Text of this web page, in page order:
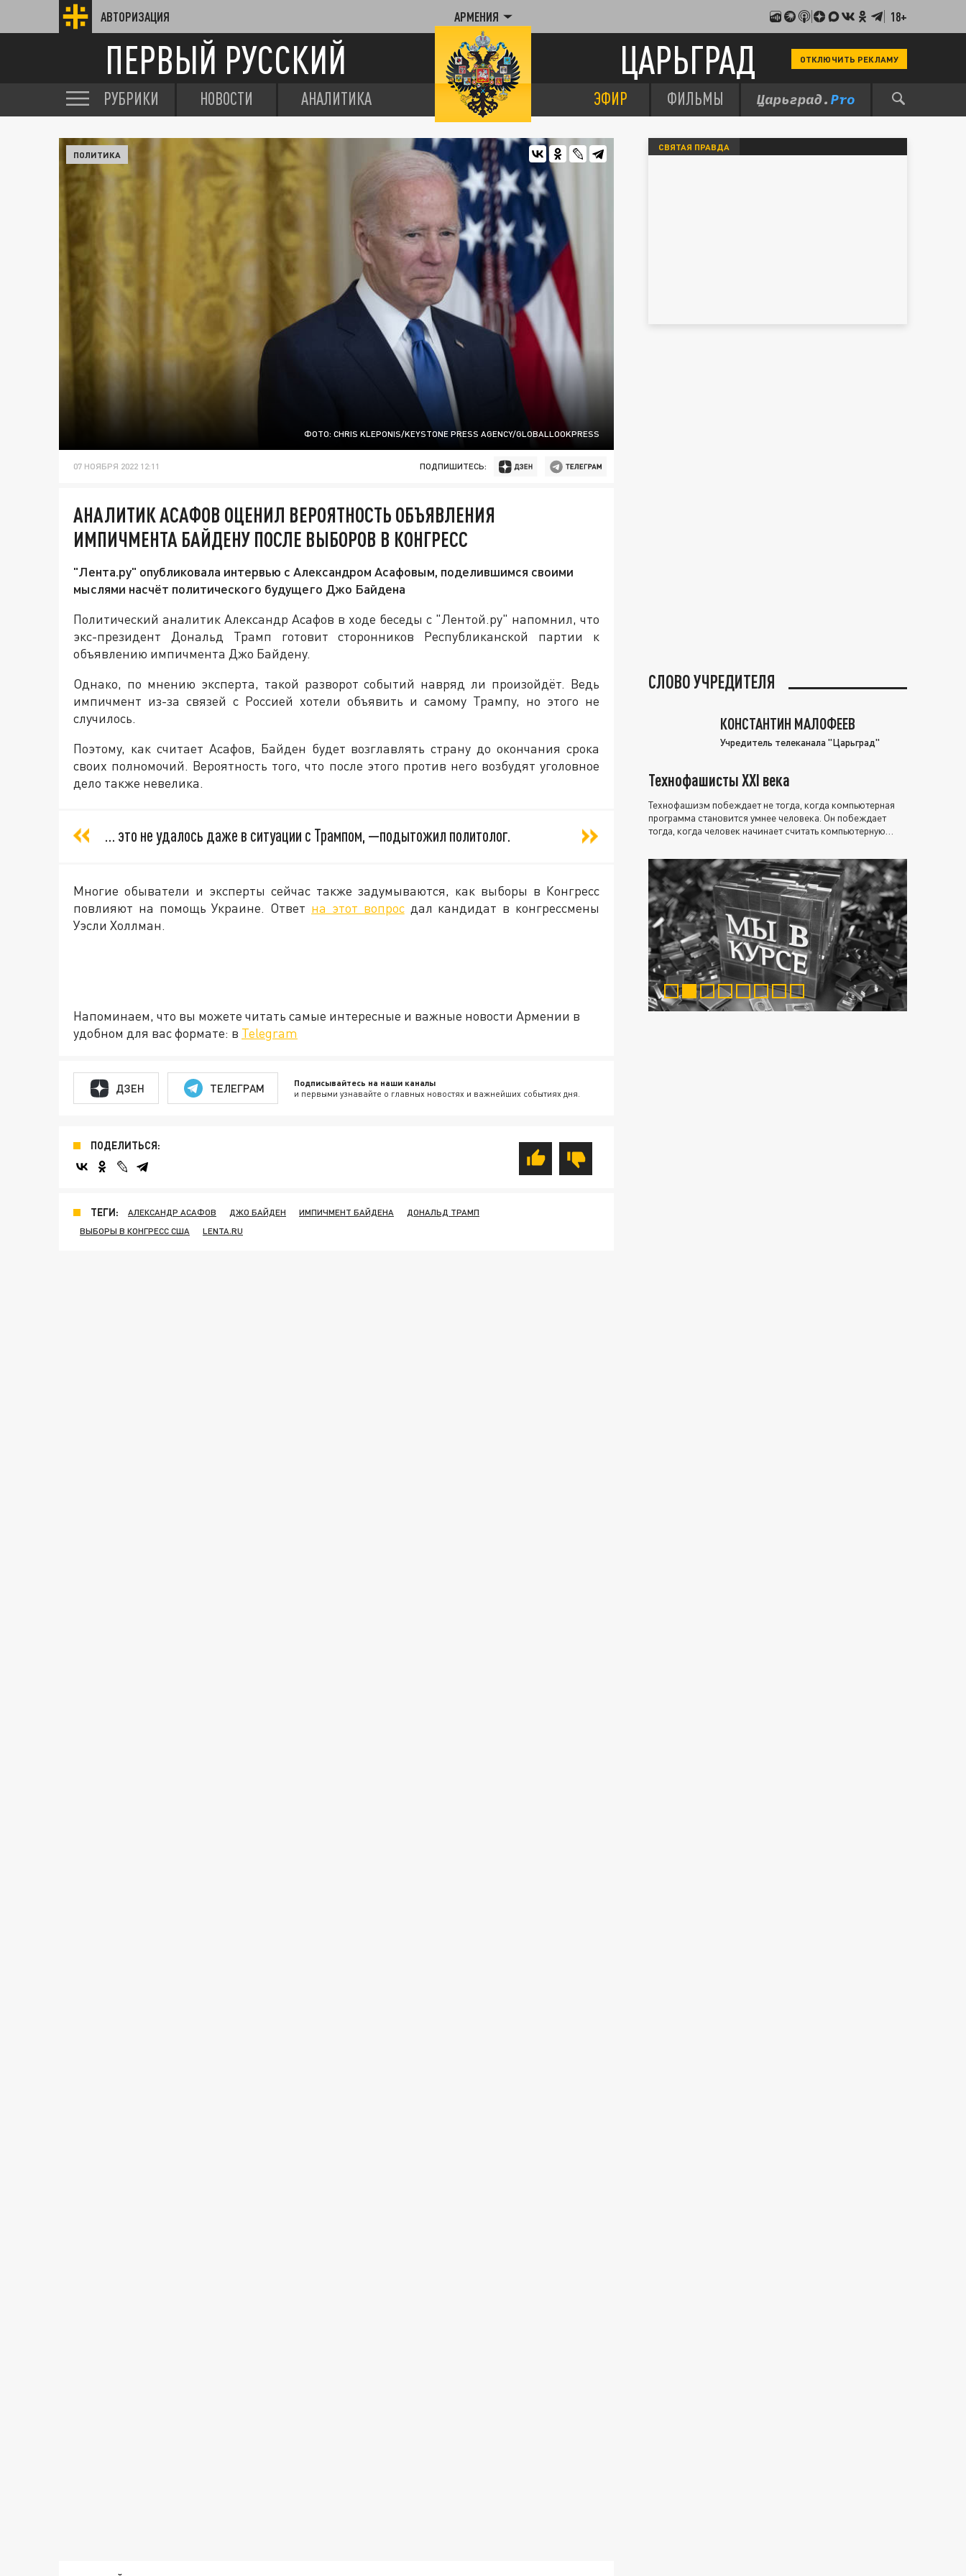
АВТОРИЗАЦИЯ АРМЕНИЯ 18+
ПЕРВЫЙ РУССКИЙ ЦАРЬГРАД ОТКЛЮЧИТЬ РЕКЛАМУ
РУБРИКИ НОВОСТИ АНАЛИТИКА ЭФИР ФИЛЬМЫ
ФОТО: CHRIS KLEPONIS/KEYSTONE PRESS AGENCY/GLOBALLOOKPRESS
ПОЛИТИКА
07 НОЯБРЯ 2022 12:11 ПОДПИШИТЕСЬ:
АНАЛИТИК АСАФОВ ОЦЕНИЛ ВЕРОЯТНОСТЬ ОБЪЯВЛЕНИЯ
ИМПИЧМЕНТА БАЙДЕНУ ПОСЛЕ ВЫБОРОВ В КОНГРЕСС
"Лента.ру" опубликовала интервью с Александром Асафовым, поделившимся своими
мыслями насчёт политического будущего Джо Байдена
Политический аналитик Александр Асафов в ходе беседы с "Лентой.ру" напомнил, что
экс-президент Дональд Трамп готовит сторонников Республиканской партии к
объявлению импичмента Джо Байдену.
Однако, по мнению эксперта, такой разворот событий навряд ли произойдёт. Ведь
импичмент из-за связей с Россией хотели объявить и самому Трампу, но этого не
случилось.
Поэтому, как считает Асафов, Байден будет возглавлять страну до окончания срока
своих полномочий. Вероятность того, что после этого против него возбудят уголовное
дело также невелика.
… это не удалось даже в ситуации с Трампом, —подытожил политолог.
Многие обыватели и эксперты сейчас также задумываются, как выборы в Конгресс
повлияют на помощь Украине. Ответ на этот вопросдал кандидат в конгрессмены
Уэсли Холлман.
Напоминаем, что вы можете читать самые интересные и важные новости Армении в
удобном для вас формате: в Telegram
ДЗЕН ТЕЛЕГРАМ Подписывайтесь на наши каналы
и первыми узнавайте о главных новостях и важнейших событиях дня.
ПОДЕЛИТЬСЯ:
ТЕГИ: АЛЕКСАНДР АСАФОВ ДЖО БАЙДЕН ИМПИЧМЕНТ БАЙДЕНА
ДОНАЛЬД ТРАМП
ВЫБОРЫ В КОНГРЕСС США
LENTA.RU
СВЯТАЯ ПРАВДА
СЛОВО УЧРЕДИТЕЛЯ
КОНСТАНТИН МАЛОФЕЕВ
Учредитель телеканала "Царьград"
Технофашисты XXI века
Технофашизм побеждает не тогда, когда компьютерная
программа становится умнее человека. Он побеждает
тогда, когда человек начинает считать компьютерную